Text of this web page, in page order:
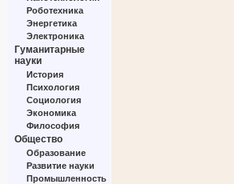
Роботехника
Энергетика
Электроника
Гуманитарные
науки
История
Психология
Социология
Экономика
Философия
Общество
Образование
Развитие науки
Промышленность